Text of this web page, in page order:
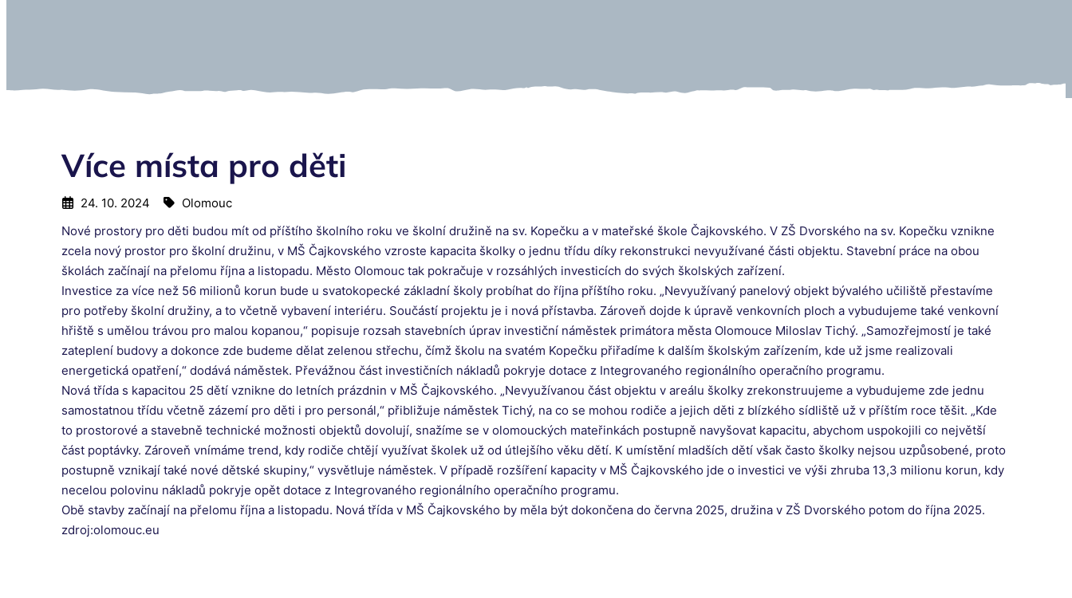
Více místa pro děti
24. 10. 2024
Olomouc
Nové prostory pro děti budou mít od příštího školního roku ve školní družině na sv. Kopečku a v mateřské škole Čajkovského. V ZŠ Dvorského na sv. Kopečku vznikne
zcela nový prostor pro školní družinu, v MŠ Čajkovského vzroste kapacita školky o jednu třídu díky rekonstrukci nevyužívané části objektu. Stavební práce na obou
školách začínají na přelomu října a listopadu. Město Olomouc tak pokračuje v rozsáhlých investicích do svých školských zařízení.
Investice za více než 56 milionů korun bude u svatokopecké základní školy probíhat do října příštího roku. „Nevyužívaný panelový objekt bývalého učiliště přestavíme
pro potřeby školní družiny, a to včetně vybavení interiéru. Součástí projektu je i nová přístavba. Zároveň dojde k úpravě venkovních ploch a vybudujeme také venkovní
hřiště s umělou trávou pro malou kopanou,“ popisuje rozsah stavebních úprav investiční náměstek primátora města Olomouce Miloslav Tichý. „Samozřejmostí je také
zateplení budovy a dokonce zde budeme dělat zelenou střechu, čímž školu na svatém Kopečku přiřadíme k dalším školským zařízením, kde už jsme realizovali
energetická opatření,“ dodává náměstek. Převážnou část investičních nákladů pokryje dotace z Integrovaného regionálního operačního programu.
Nová třída s kapacitou 25 dětí vznikne do letních prázdnin v MŠ Čajkovského. „Nevyužívanou část objektu v areálu školky zrekonstruujeme a vybudujeme zde jednu
samostatnou třídu včetně zázemí pro děti i pro personál,“ přibližuje náměstek Tichý, na co se mohou rodiče a jejich děti z blízkého sídliště už v příštím roce těšit. „Kde
to prostorové a stavebně technické možnosti objektů dovolují, snažíme se v olomouckých mateřinkách postupně navyšovat kapacitu, abychom uspokojili co největší
část poptávky. Zároveň vnímáme trend, kdy rodiče chtějí využívat školek už od útlejšího věku dětí. K umístění mladších dětí však často školky nejsou uzpůsobené, proto
postupně vznikají také nové dětské skupiny,“ vysvětluje náměstek. V případě rozšíření kapacity v MŠ Čajkovského jde o investici ve výši zhruba 13,3 milionu korun, kdy
necelou polovinu nákladů pokryje opět dotace z Integrovaného regionálního operačního programu.
Obě stavby začínají na přelomu října a listopadu. Nová třída v MŠ Čajkovského by měla být dokončena do června 2025, družina v ZŠ Dvorského potom do října 2025.
zdroj:olomouc.eu